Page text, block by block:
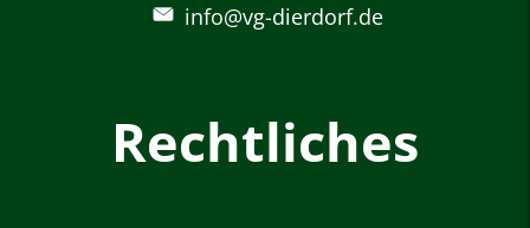
info@vg-dierdorf.de
Rechtliches